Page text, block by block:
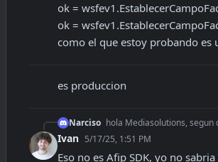
ok =
ok =
como el que estoy probando es
es produccion
Narciso hola Mediasolutions, segun
Ivan 5/17/25, 1:51 PM
Eso no es Afip SDK, yo no